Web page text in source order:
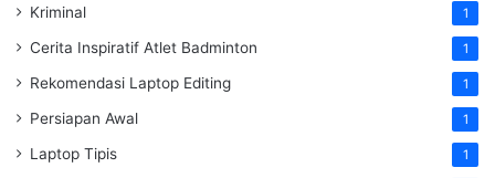
Kriminal 1
Cerita Inspiratif Atlet Badminton 1
Rekomendasi Laptop Editing 1
Persiapan Awal 1
Laptop Tipis 1